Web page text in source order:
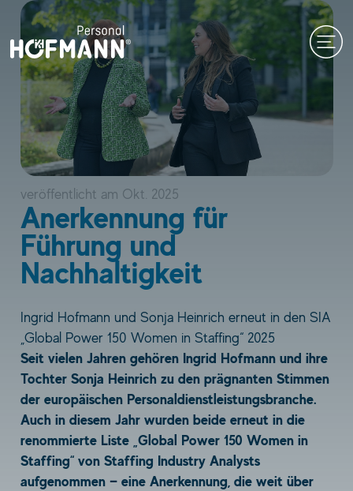
Zum
Inhalt
springen
veröffentlicht am Okt. 2025
Anerkennung für
Führung und
Nachhaltigkeit
Ingrid Hofmann und Sonja Heinrich erneut in den SIA
„Global Power 150 Women in Staffing“ 2025
Seit vielen Jahren gehören Ingrid Hofmann und ihre
Tochter Sonja Heinrich zu den prägnanten Stimmen
der europäischen Personaldienstleistungsbranche.
Auch in diesem Jahr wurden beide erneut in die
renommierte Liste „Global Power 150 Women in
Staffing“ von Staffing Industry Analysts
aufgenommen — eine Anerkennung, die weit über